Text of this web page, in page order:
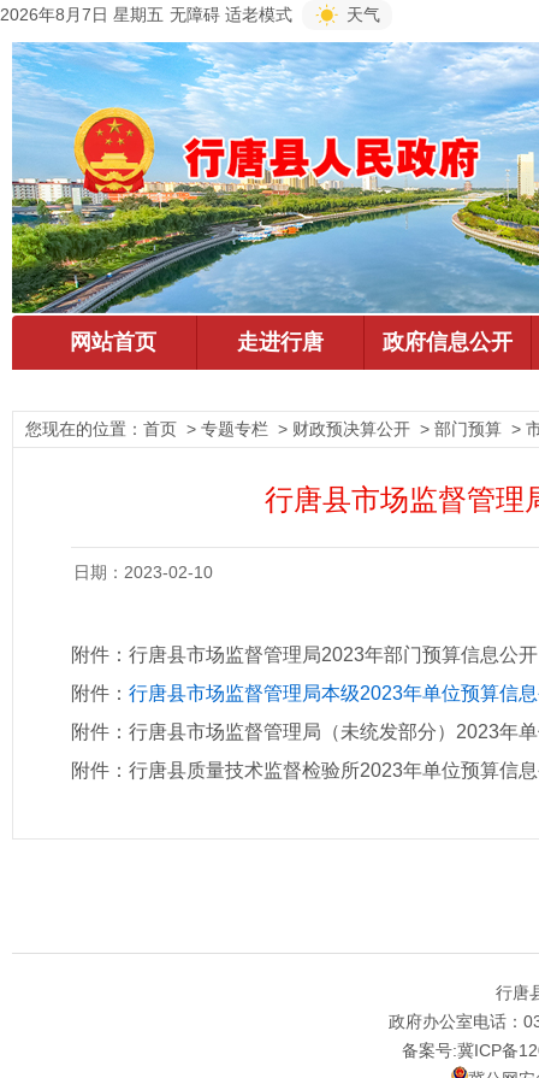
2026年8月7日 星期五 无障碍 适老模式 天气
您现在的位置： 首页 > 专题专栏 > 财政预决算公开 > 部门预算 >
行唐县市场监督管理
日期：2023-02-10
附件： 行唐县市场监督管理局2023年部门预算信息公开
附件： 行唐县市场监督管理局本级2023年单位预算信
附件： 行唐县市场监督管理局（未统发部分）2023年
附件： 行唐县质量技术监督检验所2023年单位预算信